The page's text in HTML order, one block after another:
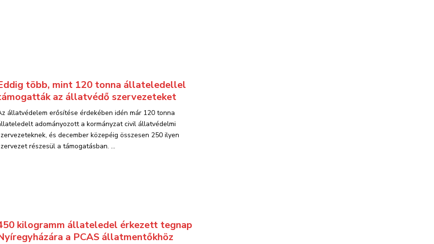
több, mint 120 tonna állateledellel
az állatvédő szervezeteket
állatvédelem erősítése érdekében idén már 120 tonna
adományozott a kormányzat civil állatvédelmi
és december közepéig összesen 250 ilyen
részesül a támogatásban. ...
kilogramm állateledel érkezett tegnap
a PCAS állatmentőkhöz